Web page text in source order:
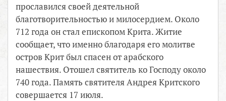
прославился своей деятельной
благотворительностью и милосердием. Около
712 года он стал епископом Крита. Житие
сообщает, что именно благодаря его молитве
остров Крит был спасен от арабского
нашествия. Отошел святитель ко Господу около
740 года. Память святителя Андрея Критского
совершается 17 июля.